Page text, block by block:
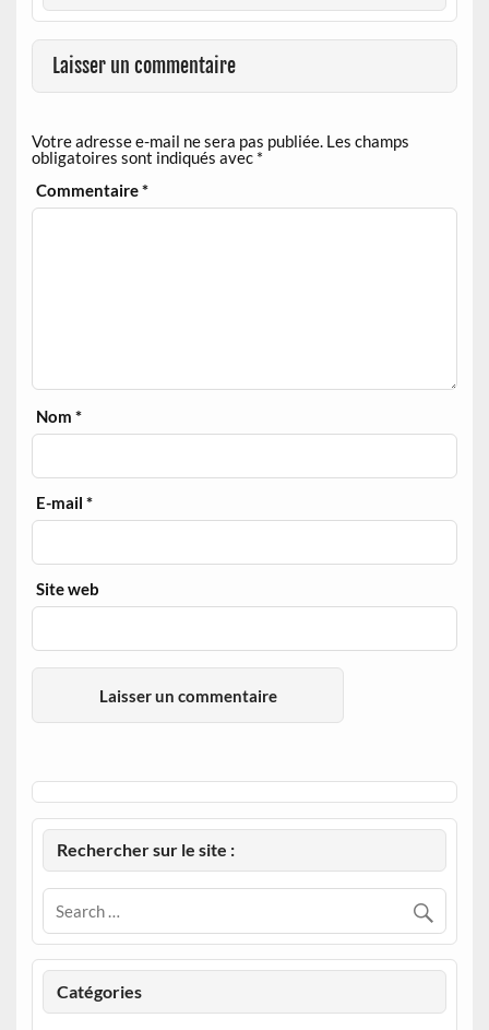
Laisser un commentaire
Votre adresse e-mail ne sera pas publiée. Les champs
obligatoires sont indiqués avec *
Commentaire*
Nom*
E-mail*
Site web
Rechercher sur le site :
Catégories